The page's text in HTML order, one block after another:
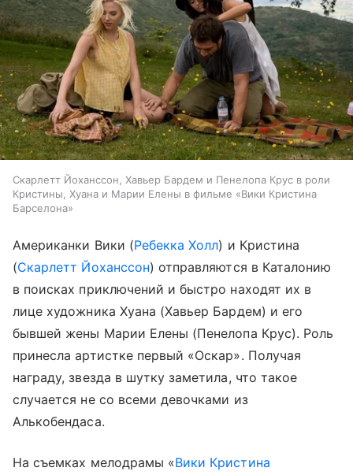
Скарлетт Йоханссон, Хавьер Бардем и Пенелопа Крус в роли
Кристины, Хуана и Марии Елены в фильме «Вики Кристина
Барселона»
Американки Вики (Ребекка Холл) и Кристина
(Скарлетт Йоханссон) отправляются в Каталонию
в поисках приключений и быстро находят их в
лице художника Хуана (Хавьер Бардем) и его
бывшей жены Марии Елены (Пенелопа Крус). Роль
принесла артистке первый «Оскар». Получая
награду, звезда в шутку заметила, что такое
случается не со всеми девочками из
Алькобендаса.
На съемках мелодрамы «Вики Кристина